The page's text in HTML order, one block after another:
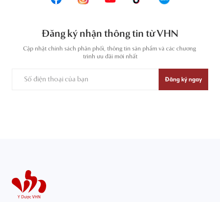
Đăng ký nhận thông tin từ VHN
Cập nhật chính sách phân phối, thông tin sản phẩm và các chương
trình ưu đãi mới nhất
Đăng ký ngay